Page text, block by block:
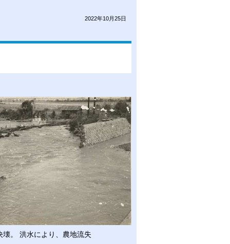
2022年10月25日
壊。 洪水により、農地流失